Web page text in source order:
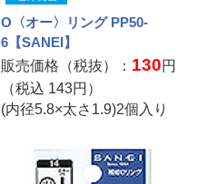
O〈オー〉リング PP50-
6【SANEI】
販売価格（税抜）： 130円
（税込 143円）
(内径5.8×太さ1.9)2個入り